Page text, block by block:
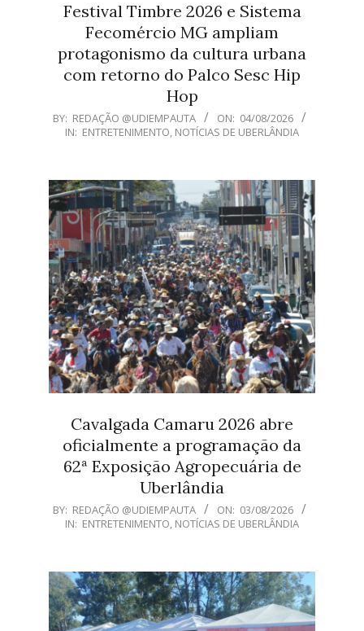
Festival Timbre 2026 e Sistema
Fecomércio MG ampliam
protagonismo da cultura urbana
com retorno do Palco Sesc Hip
Hop
2026-
08-
BY: REDAÇÃO @UDIEMPAUTA ON: 04/08/2026
IN: ENTRETENIMENTO, NOTÍCIAS DE UBERLÂNDIA
Cavalgada Camaru 2026 abre
oficialmente a programação da
62ª Exposição Agropecuária de
Uberlândia
2026-
08-
BY: REDAÇÃO @UDIEMPAUTA ON: 03/08/2026
IN: ENTRETENIMENTO NOTÍCIAS DE UBERLÂNDIA